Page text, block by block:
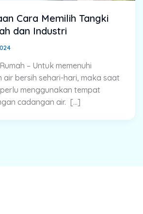
Cara Memilih Tangki
dan Industri
– Untuk memenuhi
air bersih sehari-hari, maka saat
menggunakan tempat
cadangan air. […]